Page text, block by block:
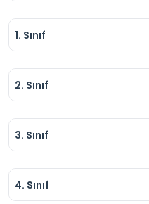
1. Sınıf
2. Sınıf
3. Sınıf
4. Sınıf